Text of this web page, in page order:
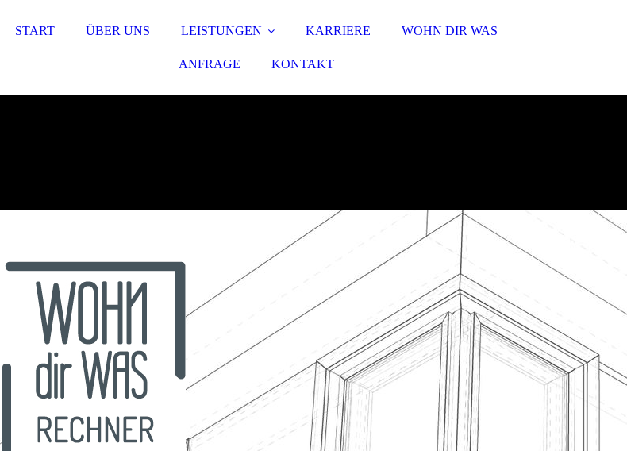
START ÜBER UNS LEISTUNGEN KARRIERE WOHN DIR WAS
ANFRAGE KONTAKT